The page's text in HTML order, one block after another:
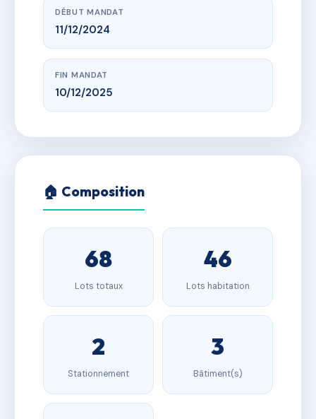
DÉBUT MANDAT
11/12/2024
FIN MANDAT
10/12/2025
🏠 Composition
68
Lots totaux
46
Lots habitation
2
Stationnement
3
Bâtiment(s)